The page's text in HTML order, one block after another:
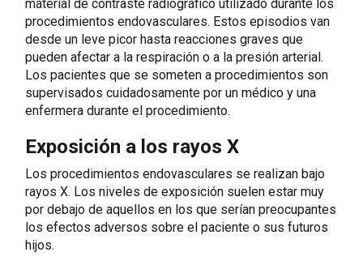
material de contraste radiográfico utilizado durante los
procedimientos endovasculares. Estos episodios van
desde un leve picor hasta reacciones graves que
pueden afectar a la respiración o a la presión arterial.
Los pacientes que se someten a procedimientos son
supervisados cuidadosamente por un médico y una
enfermera durante el procedimiento.
Exposición a los rayos X
Los procedimientos endovasculares se realizan bajo
rayos X. Los niveles de exposición suelen estar muy
por debajo de aquellos en los que serían preocupantes
los efectos adversos sobre el paciente o sus futuros
hijos.